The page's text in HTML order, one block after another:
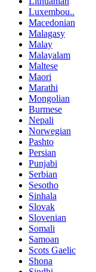
Luxembou..
Macedonian
Malagasy
Malay
Malayalam
Maltese
Maori
Marathi
Mongolian
Burmese
Nepali
Norwegian
Pashto
Persian
Punjabi
Serbian
Sesotho
Sinhala
Slovak
Slovenian
Somali
Samoan
Scots Gaelic
Shona